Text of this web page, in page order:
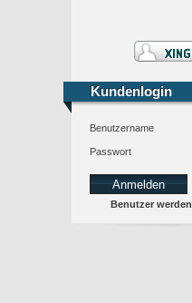
Kundenlogin
Kundenlogin
Benutzername
Passwort
Benutzer werden